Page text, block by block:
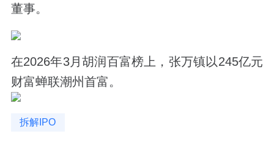
董事。
在2026年3月胡润百富榜上，张万镇以245亿元
财富蝉联潮州首富。
拆解IPO